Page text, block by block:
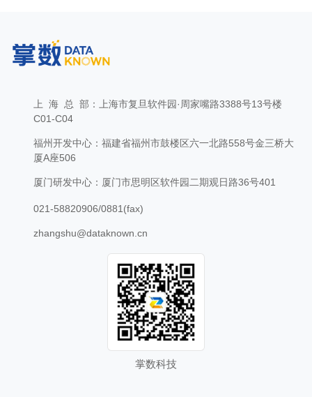
上 海 总 部：上海市复旦软件园·周家嘴路3388号13号楼
C01-C04
福州开发中心：福建省福州市鼓楼区六一北路558号金三桥大
厦A座506
厦门研发中心：厦门市思明区软件园二期观日路36号401
021-58820906/0881(fax)
zhangshu@dataknown.cn
掌数科技